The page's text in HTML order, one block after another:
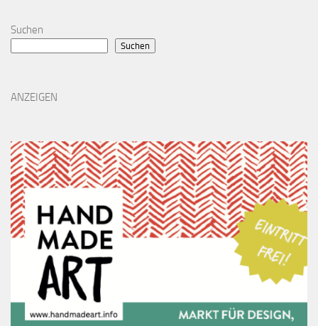
Suchen
Suchen
ANZEIGEN